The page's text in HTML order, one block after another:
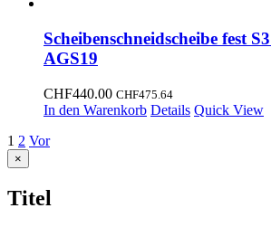
Scheibenschneidscheibe fest
AGS19
CHF440.00 CHF475.64
In den Warenkorb Details Quick View
1 2 Vor
Close
product
view
×
Titel